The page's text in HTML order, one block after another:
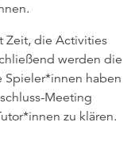
Zeit, die Activities
werden die
Spieler*innen haben
Meeting
zu klären.